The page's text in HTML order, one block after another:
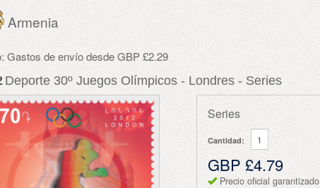
Armenia
Gastos de envío desde GBP £2.29
Deporte 30º Juegos Olímpicos - Londres - Series
Series
Cantidad:
GBP £4.79
Precio oficial garantizado